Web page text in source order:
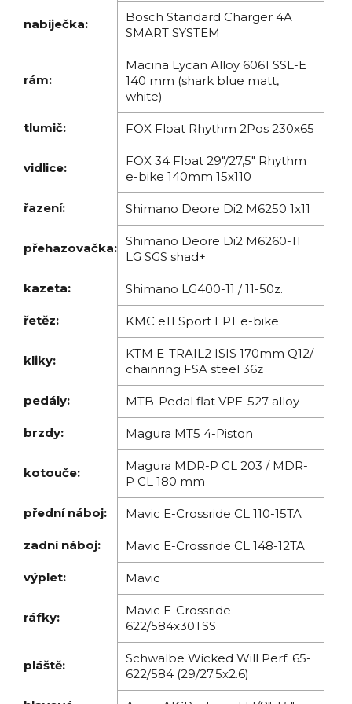
nabíječka:
Bosch Standard Charger 4A
SMART SYSTEM
rám:
Macina Lycan Alloy 6061 SSL-E
140 mm (shark blue matt,
white)
tlumič: FOX Float Rhythm 2Pos 230x65
vidlice:
FOX 34 Float 29"/27,5" Rhythm
e-bike 140mm 15x110
řazení: Shimano Deore Di2 M6250 1x11
přehazovačka: Shimano Deore Di2 M6260-11
LG SGS shad+
kazeta: Shimano LG400-11 / 11-50z.
řetěz: KMC e11 Sport EPT e-bike
kliky:
KTM E-TRAIL2 ISIS 170mm Q12/
chainring FSA steel 36z
pedály: MTB-Pedal flat VPE-527 alloy
brzdy: Magura MT5 4-Piston
kotouče:
Magura MDR-P CL 203 / MDR-
P CL 180 mm
přední náboj: Mavic E-Crossride CL 110-15TA
zadní náboj: Mavic E-Crossride CL 148-12TA
výplet: Mavic
ráfky:
Mavic E-Crossride
622/584x30TSS
pláště:
Schwalbe Wicked Will Perf. 65-
622/584 (29/27.5x2.6)